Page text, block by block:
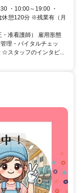
・10:00～19:00 ・
休憩120分 ※残業有（月
准看護師） 雇用形態
理・バイタルチェッ
☆スタッフのインタビ...